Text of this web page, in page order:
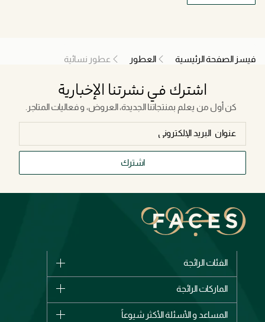
فيسز الصفحة الرئيسية العطور عطور نسائية
اشترك في نشرتنا الإخبارية
كن أول من يعلم بمنتجاتنا الجديدة، العروض، و فعاليات المتاجر.
اشترك
الفئات الرائجة
الأكثر مبيعاً
الماركات الرائجة
المساعد و الأسئلة الأكثر شيوعاً